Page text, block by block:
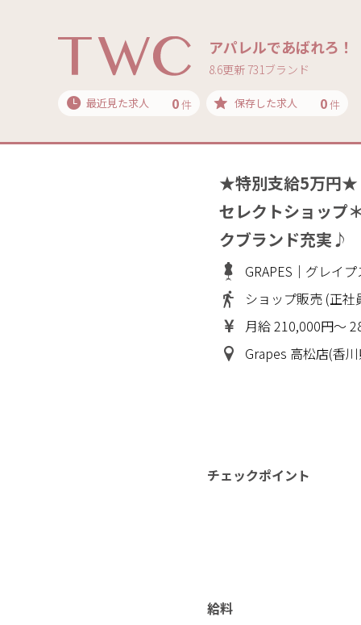
アパレルであばれろ！
8.6更新 731ブランド
最近見た求人 0件 保存した求人 0件
★特別支給5万円★
セレクトショップ
クブランド充実♪
GRAPES｜グレイ
ショップ販売 (正社
月給 210,000円～
Grapes 高松店(香
チェックポイント
給料